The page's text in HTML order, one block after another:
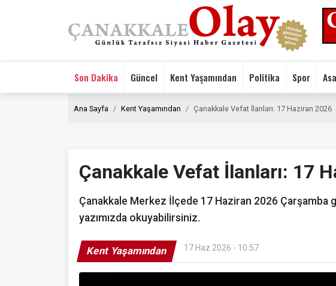
Son Dakika Güncel Kent Yaşamından Politika Spor
Ana Sayfa Kent Yaşamından Çanakkale Vefat İlanları: 17 Haziran 2026
Çanakkale Vefat İlanları: 17
Çanakkale Merkez İlçede 17 Haziran 2026 Çarşamba
yazımızda okuyabilirsiniz.
Kent Yaşamından 17 Haz 2026 - 10:57